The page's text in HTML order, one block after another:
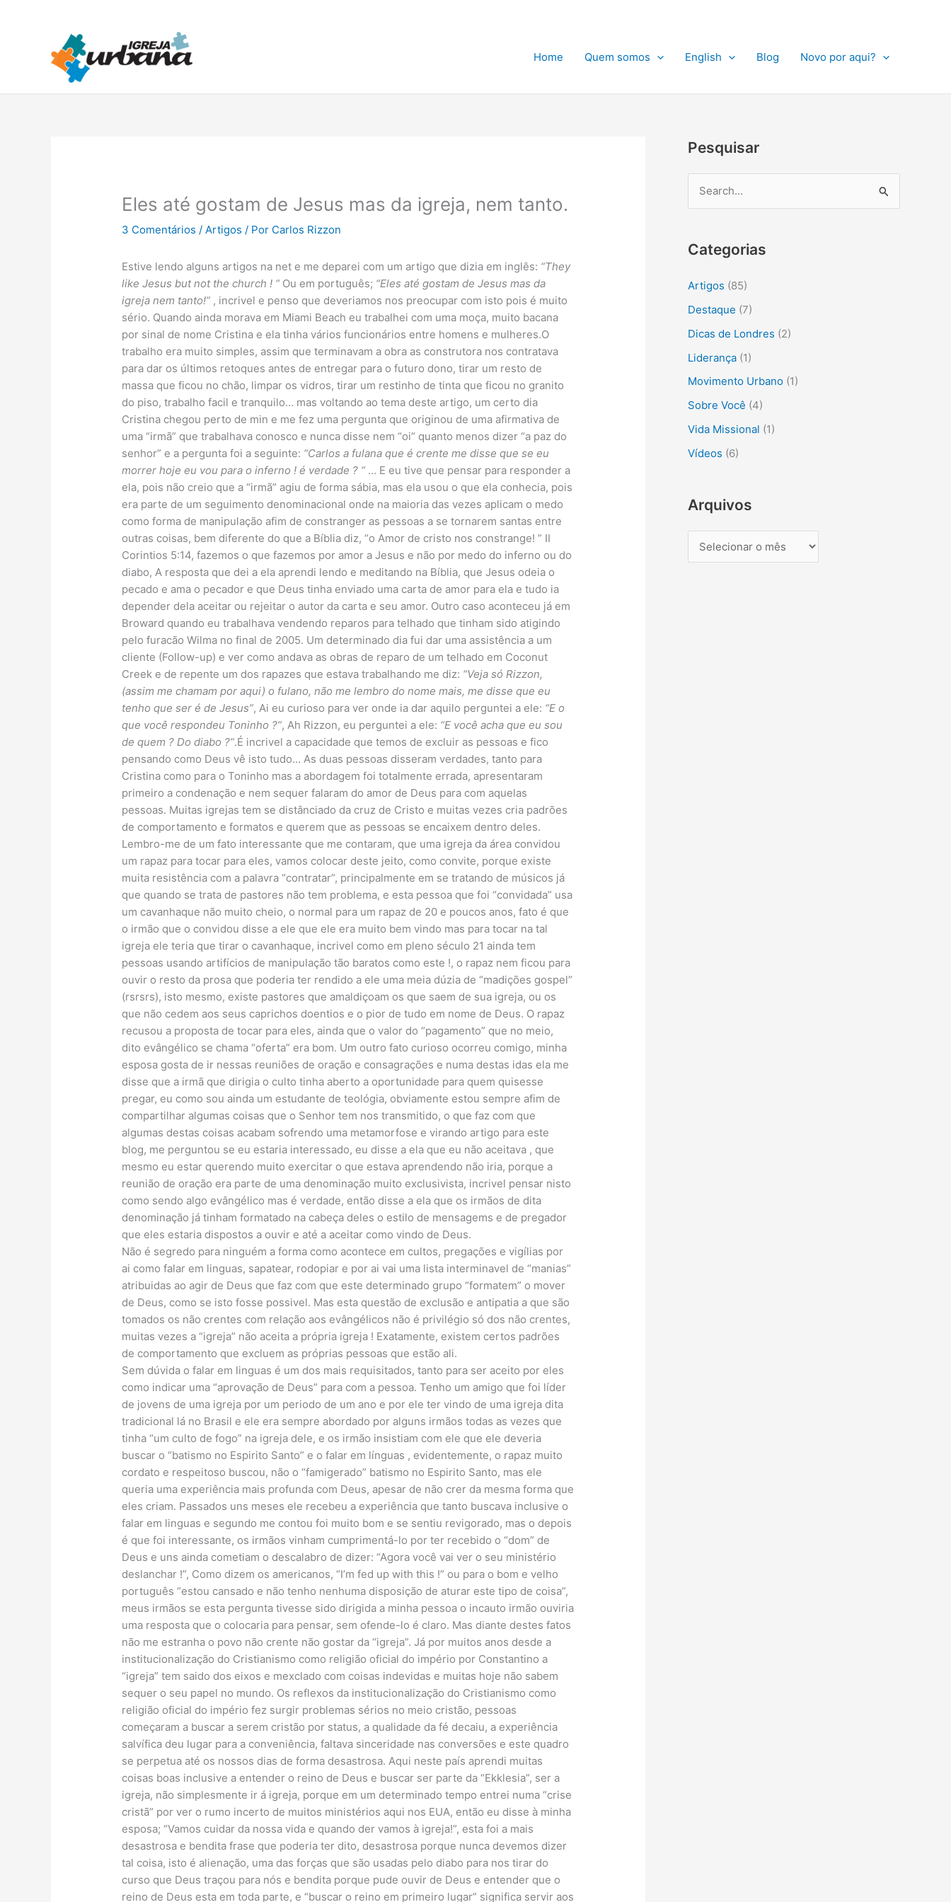
Home Quem somos English Blog Novo por aqui?
Eles até gostam de Jesus mas da igreja, nem tanto.
3 Comentários /Artigos / Por Carlos Rizzon
Estive lendo alguns artigos na net e me deparei com um artigo que dizia em inglês: “They
like Jesus but not the church ! “Ou em português; “Eles até gostam de Jesus mas da
igreja nem tanto!” , incrivel e penso que deveriamos nos preocupar com isto pois é muito
sério. Quando ainda morava em Miami Beach eu trabalhei com uma moça, muito bacana
por sinal de nome Cristina e ela tinha vários funcionários entre homens e mulheres.O
trabalho era muito simples, assim que terminavam a obra as construtora nos contratava
para dar os últimos retoques antes de entregar para o futuro dono, tirar um resto de
massa que ficou no chão, limpar os vidros, tirar um restinho de tinta que ficou no granito
do piso, trabalho facil e tranquilo… mas voltando ao tema deste artigo, um certo dia
Cristina chegou perto de min e me fez uma pergunta que originou de uma afirmativa de
uma “irmã” que trabalhava conosco e nunca disse nem “oi” quanto menos dizer “a paz do
senhor” e a pergunta foi a seguinte: “Carlos a fulana que é crente me disse que se eu
morrer hoje eu vou para o inferno ! é verdade ? “… E eu tive que pensar para responder a
ela, pois não creio que a “irmã” agiu de forma sábia, mas ela usou o que ela conhecia, pois
era parte de um seguimento denominacional onde na maioria das vezes aplicam o medo
como forma de manipulação afim de constranger as pessoas a se tornarem santas entre
outras coisas, bem diferente do que a Bíblia diz, “o Amor de cristo nos constrange! ” II
Corintios 5:14, fazemos o que fazemos por amor a Jesus e não por medo do inferno ou do
diabo, A resposta que dei a ela aprendi lendo e meditando na Bíblia, que Jesus odeia o
pecado e ama o pecador e que Deus tinha enviado uma carta de amor para ela e tudo ia
depender dela aceitar ou rejeitar o autor da carta e seu amor. Outro caso aconteceu já em
Broward quando eu trabalhava vendendo reparos para telhado que tinham sido atigindo
pelo furacão Wilma no final de 2005. Um determinado dia fui dar uma assistência a um
cliente (Follow-up) e ver como andava as obras de reparo de um telhado em Coconut
Creek e de repente um dos rapazes que estava trabalhando me diz: “Veja só Rizzon,
(assim me chamam por aqui) o fulano, não me lembro do nome mais, me disse que eu
tenho que ser é de Jesus”, Ai eu curioso para ver onde ia dar aquilo perguntei a ele: “E o
que você respondeu Toninho ?”, Ah Rizzon, eu perguntei a ele: “E você acha que eu sou
de quem ? Do diabo ?”.É incrivel a capacidade que temos de excluir as pessoas e fico
pensando como Deus vê isto tudo… As duas pessoas disseram verdades, tanto para
Cristina como para o Toninho mas a abordagem foi totalmente errada, apresentaram
primeiro a condenação e nem sequer falaram do amor de Deus para com aquelas
pessoas. Muitas igrejas tem se distânciado da cruz de Cristo e muitas vezes cria padrões
de comportamento e formatos e querem que as pessoas se encaixem dentro deles.
Lembro-me de um fato interessante que me contaram, que uma igreja da área convidou
um rapaz para tocar para eles, vamos colocar deste jeito, como convite, porque existe
muita resistência com a palavra “contratar”, principalmente em se tratando de músicos já
que quando se trata de pastores não tem problema, e esta pessoa que foi “convidada” usa
um cavanhaque não muito cheio, o normal para um rapaz de 20 e poucos anos, fato é que
o irmão que o convidou disse a ele que ele era muito bem vindo mas para tocar na tal
igreja ele teria que tirar o cavanhaque, incrivel como em pleno século 21 ainda tem
pessoas usando artifícios de manipulação tão baratos como este !, o rapaz nem ficou para
ouvir o resto da prosa que poderia ter rendido a ele uma meia dúzia de “madições gospel”
(rsrsrs), isto mesmo, existe pastores que amaldiçoam os que saem de sua igreja, ou os
que não cedem aos seus caprichos doentios e o pior de tudo em nome de Deus. O rapaz
recusou a proposta de tocar para eles, ainda que o valor do “pagamento” que no meio,
dito evângélico se chama “oferta” era bom. Um outro fato curioso ocorreu comigo, minha
esposa gosta de ir nessas reuniões de oração e consagrações e numa destas idas ela me
disse que a irmã que dirigia o culto tinha aberto a oportunidade para quem quisesse
pregar, eu como sou ainda um estudante de teológia, obviamente estou sempre afim de
compartilhar algumas coisas que o Senhor tem nos transmitido, o que faz com que
algumas destas coisas acabam sofrendo uma metamorfose e virando artigo para este
blog, me perguntou se eu estaria interessado, eu disse a ela que eu não aceitava , que
mesmo eu estar querendo muito exercitar o que estava aprendendo não iria, porque a
reunião de oração era parte de uma denominação muito exclusivista, incrivel pensar nisto
como sendo algo evângélico mas é verdade, então disse a ela que os irmãos de dita
denominação já tinham formatado na cabeça deles o estilo de mensagems e de pregador
que eles estaria dispostos a ouvir e até a aceitar como vindo de Deus.
Não é segredo para ninguém a forma como acontece em cultos, pregações e vigílias por
ai como falar em linguas, sapatear, rodopiar e por ai vai uma lista interminavel de “manias”
atribuidas ao agir de Deus que faz com que este determinado grupo “formatem” o mover
de Deus, como se isto fosse possivel. Mas esta questão de exclusão e antipatia a que são
tomados os não crentes com relação aos evângélicos não é privilégio só dos não crentes,
muitas vezes a “igreja” não aceita a própria igreja ! Exatamente, existem certos padrões
de comportamento que excluem as próprias pessoas que estão ali.
Sem dúvida o falar em linguas é um dos mais requisitados, tanto para ser aceito por eles
como indicar uma “aprovação de Deus” para com a pessoa. Tenho um amigo que foi líder
de jovens de uma igreja por um periodo de um ano e por ele ter vindo de uma igreja dita
tradicional lá no Brasil e ele era sempre abordado por alguns irmãos todas as vezes que
tinha “um culto de fogo” na igreja dele, e os irmão insistiam com ele que ele deveria
buscar o “batismo no Espirito Santo” e o falar em línguas , evidentemente, o rapaz muito
cordato e respeitoso buscou, não o “famigerado” batismo no Espirito Santo, mas ele
queria uma experiência mais profunda com Deus, apesar de não crer da mesma forma que
eles criam. Passados uns meses ele recebeu a experiência que tanto buscava inclusive o
falar em linguas e segundo me contou foi muito bom e se sentiu revigorado, mas o depois
é que foi interessante, os irmãos vinham cumprimentá-lo por ter recebido o “dom” de
Deus e uns ainda cometiam o descalabro de dizer: “Agora você vai ver o seu ministério
deslanchar !”, Como dizem os americanos, “I’m fed up with this !” ou para o bom e velho
português “estou cansado e não tenho nenhuma disposição de aturar este tipo de coisa”,
meus irmãos se esta pergunta tivesse sido dirigida a minha pessoa o incauto irmão ouviria
uma resposta que o colocaria para pensar, sem ofende-lo é claro. Mas diante destes fatos
não me estranha o povo não crente não gostar da “igreja”. Já por muitos anos desde a
institucionalização do Cristianismo como religião oficial do império por Constantino a
“igreja” tem saido dos eixos e mexclado com coisas indevidas e muitas hoje não sabem
sequer o seu papel no mundo. Os reflexos da institucionalização do Cristianismo como
religião oficial do império fez surgir problemas sérios no meio cristão, pessoas
começaram a buscar a serem cristão por status, a qualidade da fé decaiu, a experiência
salvífica deu lugar para a conveniência, faltava sinceridade nas conversões e este quadro
se perpetua até os nossos dias de forma desastrosa. Aqui neste país aprendi muitas
coisas boas inclusive a entender o reino de Deus e buscar ser parte da “Ekklesia”, ser a
igreja, não simplesmente ir á igreja, porque em um determinado tempo entrei numa “crise
cristã” por ver o rumo incerto de muitos ministérios aqui nos EUA, então eu disse à minha
esposa; “Vamos cuidar da nossa vida e quando der vamos à igreja!”, esta foi a mais
desastrosa e bendita frase que poderia ter dito, desastrosa porque nunca devemos dizer
tal coisa, isto é alienação, uma das forças que são usadas pelo diabo para nos tirar do
curso que Deus traçou para nós e bendita porque pude ouvir de Deus e entender que o
reino de Deus esta em toda parte, e “buscar o reino em primeiro lugar” significa servir aos
Pesquisar
q
u
r
p
o
r
:
Categorias
Artigos (85)
Destaque (7)
Dicas de Londres (2)
Liderança (1)
Movimento Urbano (1)
Sobre Você (4)
Vida Missional (1)
Vídeos (6)
Arquivos
q
i